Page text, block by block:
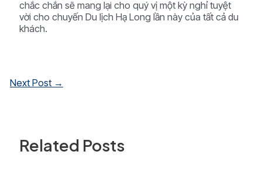
chắc chắn sẽ mang lại cho quý vị một kỳ nghỉ tuyệt
vời cho chuyến Du lịch Hạ Long lần này của tất cả du
khách.
Post
Next Post →
Related Posts